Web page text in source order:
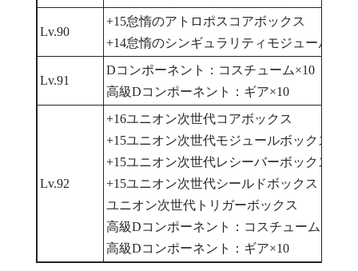
Lv.90
+15怠惰のアトロポスコアボックス
+14怠惰のシンギュラリティモジュールボ
Lv.91
Dコンポーネント：コスチューム×10
高級Dコンポーネント：ギア×10
Lv.92
+16ユニオン次世代コアボックス
+15ユニオン次世代モジュールボックス
+15ユニオン次世代レシーバーボックス
+15ユニオン次世代シールドボックス
ユニオン次世代トリガーボックス
高級Dコンポーネント：コスチューム×5
高級Dコンポーネント：ギア×10